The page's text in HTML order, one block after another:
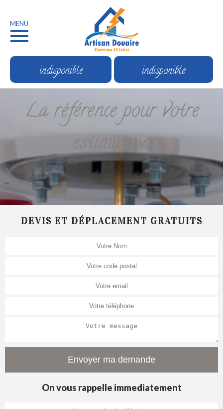
MENU
indisponible indisponible
La référence pour votre
estimation
DEVIS ET DÉPLACEMENT GRATUITS
On vous rappelle immediatement